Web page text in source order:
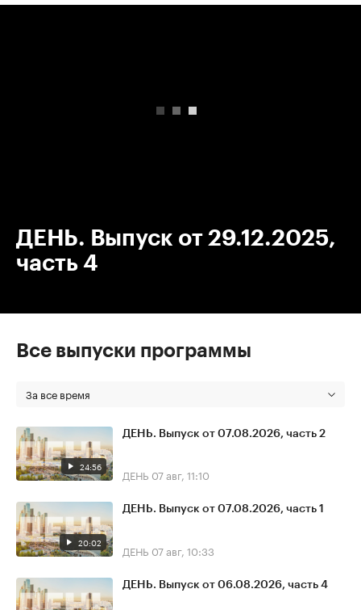
ДЕНЬ. Выпуск от 29.12.2025,
часть 4
Все выпуски программы
За все время
24:56
ДЕНЬ. Выпуск от 07.08.2026, часть 2
ДЕНЬ 07 авг, 11:10
20:02
ДЕНЬ. Выпуск от 07.08.2026, часть 1
ДЕНЬ 07 авг, 10:33
ДЕНЬ. Выпуск от 06.08.2026, часть 4